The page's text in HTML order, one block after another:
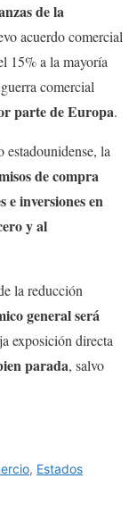
de la
acuerdo comercial
15% a la mayoría
comercial
parte de Europa.
estadounidense, la
de compra
e inversiones en
y al
la reducción
general será
exposición directa
parada, salvo
, Estados